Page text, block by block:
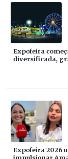
Expofeira
diversificada,
Expofeira 2026